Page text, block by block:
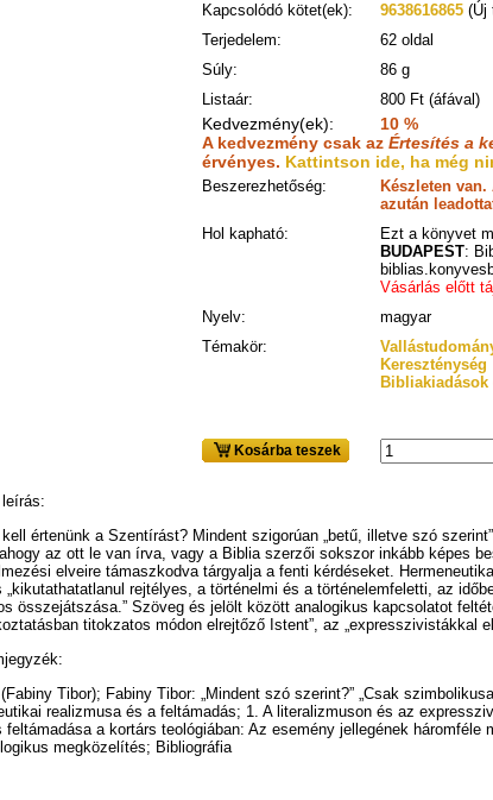
Kapcsolódó kötet(ek):
9638616865 (Új
Terjedelem:
62 oldal
Súly:
86 g
Listaár:
800 Ft (áfával)
Kedvezmény(ek):
10 %
A kedvezmény csak az Értesítés a
érvényes. Kattintson ide, ha még
Beszerezhetőség:
Készleten
azután
Hol kapható:
Ezt a könyvet
BUDAPEST:
Vásárlás előtt
Nyelv:
magyar
Témakör:
Kereszténység
Bibliakiadások
Kosárba teszek
kell értenünk a Szentírást? Mindent szigorúan „betű, illetve szó
az ott le van írva, vagy a Biblia szerzői sokszor inkább képes
elveire támaszkodva tárgyalja a fenti kérdéseket.
„kikutathatatlanul rejtélyes, a történelmi és a történelemfeletti, az
összejátszása.” Szöveg és jelölt között analogikus kapcsolatot
titokzatos módon elrejtőző Istent”, az „expresszivistákkal
Tibor); Fabiny Tibor: „Mindent szó szerint?” „Csak
realizmusa és a feltámadás; 1. A literalizmuson és az
feltámadása a kortárs teológiában: Az esemény jellegének
megközelítés; Bibliográfia